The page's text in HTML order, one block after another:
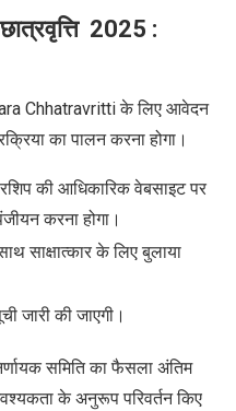
छात्रवृत्ति2025 :
Chhatravrittiके लिए आवेदन
का पालन करना होगा।
की आधिकारिक वेबसाइट पर
करना होगा।
साक्षात्कार के लिए बुलाया
जारी की जाएगी।
समिति का फैसला अंतिम
के अनुरूप परिवर्तन किए